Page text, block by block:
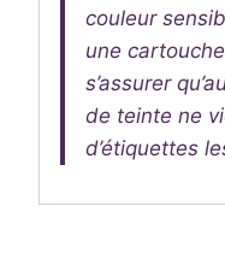
couleur
une
s’assurer
de teinte ne
d’étiquettes